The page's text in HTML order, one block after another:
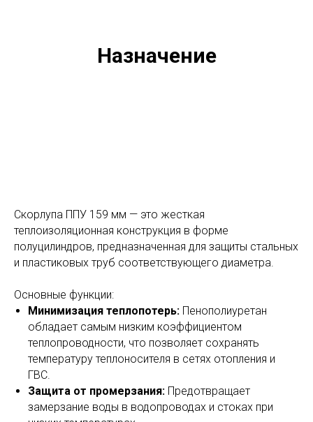
Назначение
Скорлупа ППУ 159 мм — это жесткая
теплоизоляционная конструкция в форме
полуцилиндров, предназначенная для защиты стальных
и пластиковых труб соответствующего диаметра.
Основные функции:
Минимизация теплопотерь: Пенополиуретан
обладает самым низким коэффициентом
теплопроводности, что позволяет сохранять
температуру теплоносителя в сетях отопления и
ГВС.
Защита от промерзания: Предотвращает
замерзание воды в водопроводах и стоках при